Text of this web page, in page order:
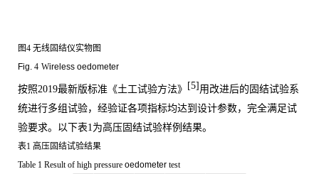
图4 无线固结仪实物图
Fig. 4 Wireless oedometer
按照2019最新版标准《土工试验方法》 [5] 用改进后的固结试验系
统进行多组试验，经验证各项指标均达到设计参数，完全满足试
验要求。以下表1为高压固结试验样例结果。
表1 高压固结试验结果
Table 1 Result of high pressure oedometer test